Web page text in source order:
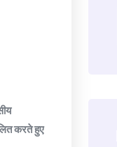
करते हुए